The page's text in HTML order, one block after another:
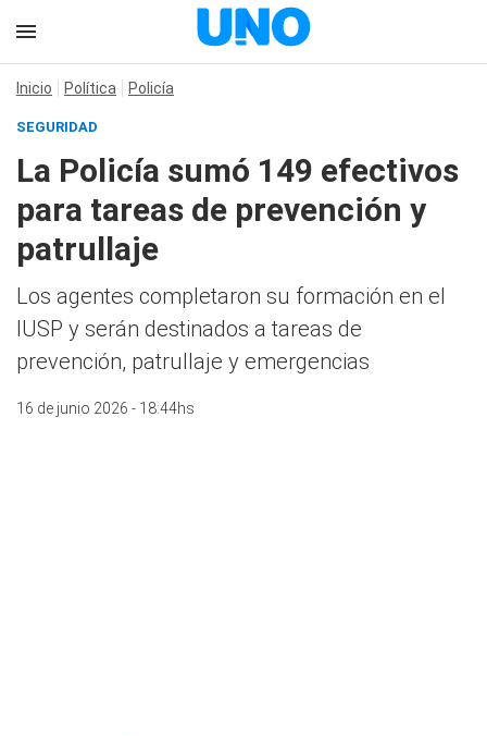
Inicio Política Policía
SEGURIDAD
La Policía sumó 149 efectivos
para tareas de prevención y
patrullaje
Los agentes completaron su formación en el
IUSP y serán destinados a tareas de
prevención, patrullaje y emergencias
16 de junio 2026 - 18:44hs